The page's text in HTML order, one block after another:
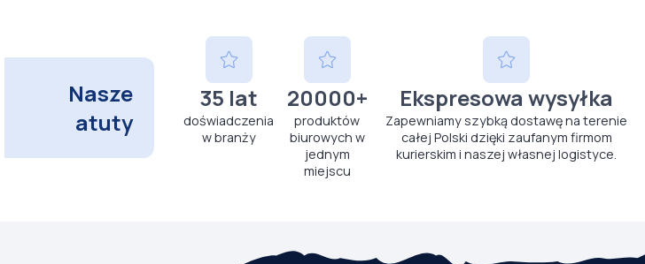
Nasze
atuty
35 lat
doświadczenia
w branży
20000+
produktów
biurowych w
jednym
miejscu
Ekspresowa wysyłka
Zapewniamy szybką dostawę na terenie
całej Polski dzięki zaufanym firmom
kurierskim i naszej własnej logistyce.